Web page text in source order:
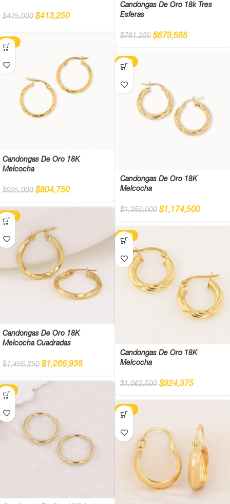
$475,000 $413,250
Candongas De Oro 18k Tres
Esferas
$781,250 $679,688
-13%
Candongas De Oro 18K
Melcocha
$925,000 $804,750
-13%
Candongas De Oro 18K
Melcocha
$1,350,000 $1,174,500
-13%
Candongas De Oro 18K
Melcocha Cuadradas
$1,456,250 $1,266,938
-13%
Candongas De Oro 18K
Melcocha
$1,062,500 $924,375
-8%
-13%